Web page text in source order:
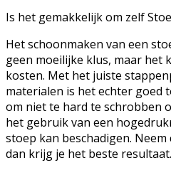
Is het gemakkelijk om zelf
Het schoonmaken van een
geen moeilijke klus, maar het
kosten. Met het juiste
materialen is het echter goed
om niet te hard te schrobben
het gebruik van een
stoep kan beschadigen.
dan krijg je het beste resultaat.